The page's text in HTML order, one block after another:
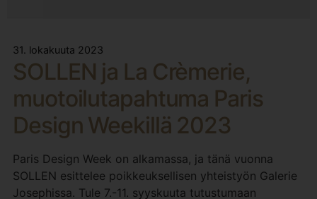
31. lokakuuta 2023
SOLLEN ja La Crèmerie,
muotoilutapahtuma Paris
Design Weekillä 2023
Paris Design Week on alkamassa, ja tänä vuonna
SOLLEN esittelee poikkeuksellisen yhteistyön Galerie
Josephissa. Tule 7.-11. syyskuuta tutustumaan